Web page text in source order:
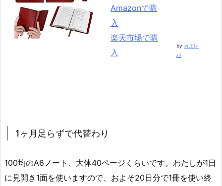
Amazonで購
入
楽天市場で購
入
by カエレ
バ
1ヶ月足らずで代替わり
100均のA6ノート、大体40ページくらいです。わたしが1日
に見開き1面を使いますので、およそ20日分で1冊を使い終